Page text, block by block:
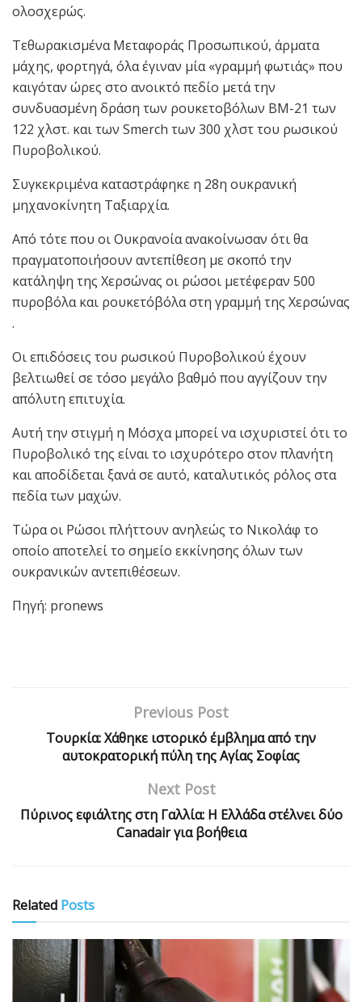
ολοσχερώς.
Τεθωρακισμένα Μεταφοράς Προσωπικού, άρματα
μάχης, φορτηγά, όλα έγιναν μία «γραμμή φωτιάς» που
καιγόταν ώρες στο ανοικτό πεδίο μετά την
συνδυασμένη δράση των ρουκετοβόλων BM-21 των
122 χλστ. και των Smerch των 300 χλστ του ρωσικού
Πυροβολικού.
Συγκεκριμένα καταστράφηκε η 28η ουκρανική
μηχανοκίνητη Ταξιαρχία.
Από τότε που οι Ουκρανοία ανακοίνωσαν ότι θα
πραγματοποιήσουν αντεπίθεση με σκοπό την
κατάληψη της Χερσώνας οι ρώσοι μετέφεραν 500
πυροβόλα και ρουκετόβόλα στη γραμμή της Χερσώνας
.
Οι επιδόσεις του ρωσικού Πυροβολικού έχουν
βελτιωθεί σε τόσο μεγάλο βαθμό που αγγίζουν την
απόλυτη επιτυχία.
Αυτή την στιγμή η Μόσχα μπορεί να ισχυριστεί ότι το
Πυροβολικό της είναι το ισχυρότερο στον πλανήτη
και αποδίδεται ξανά σε αυτό, καταλυτικός ρόλος στα
πεδία των μαχών.
Τώρα οι Ρώσοι πλήττουν ανηλεώς το Νικολάφ το
οποίο αποτελεί το σημείο εκκίνησης όλων των
ουκρανικών αντεπιθέσεων.
Πηγή: pronews
Previous Post
Τουρκία: Χάθηκε ιστορικό έμβλημα από την
αυτοκρατορική πύλη της Αγίας Σοφίας
Next Post
Πύρινος εφιάλτης στη Γαλλία: Η Ελλάδα στέλνει δύο
Canadair για βοήθεια
Related Posts